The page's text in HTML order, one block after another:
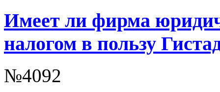
Имеет ли фирма
налогом в пользу
№4092